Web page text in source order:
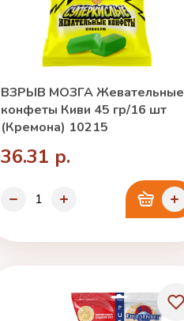
ВЗРЫВ МОЗГА Жевательные
конфеты Киви 45 гр/16 шт
(Кремона) 10215
36.31 р.